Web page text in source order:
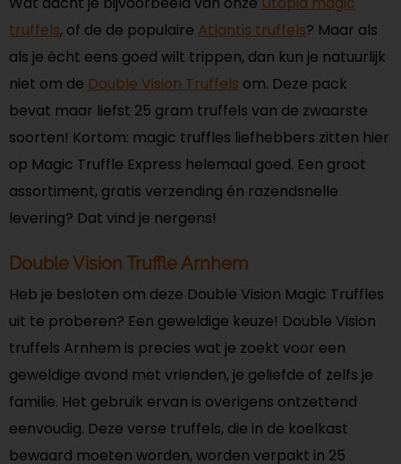
truffels, of de de populaire Atlantis truffels? Maar als
als je écht eens goed wilt trippen, dan kun je natuurlijk
niet om de Double Vision Truffels om. Deze pack
bevat maar liefst 25 gram truffels van de zwaarste
soorten! Kortom: magic truffles liefhebbers zitten hier
op Magic Truffle Express helemaal goed. Een groot
assortiment, gratis verzending én razendsnelle
levering? Dat vind je nergens!
Double Vision Truffle Arnhem
Heb je besloten om deze Double Vision Magic Truffles
uit te proberen? Een geweldige keuze! Double Vision
truffels Arnhem is precies wat je zoekt voor een
geweldige avond met vrienden, je geliefde of zelfs je
familie. Het gebruik ervan is overigens ontzettend
eenvoudig. Deze verse truffels, die in de koelkast
bewaard moeten worden, worden verpakt in 25